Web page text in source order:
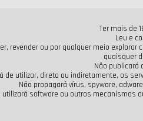
Ter mais de
Leu e
revender ou por qualquer meio
quaisquer
Não publicará
de utilizar, direta ou indiretamente, os
Não propagará vírus, spyware,
utilizará software ou outros mecanismos